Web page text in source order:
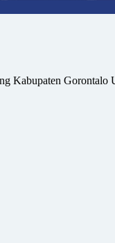
Kabupaten Gorontalo